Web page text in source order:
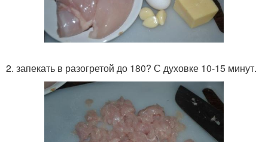
2. запекать в разогретой до 180? С духовке 10-15 минут.